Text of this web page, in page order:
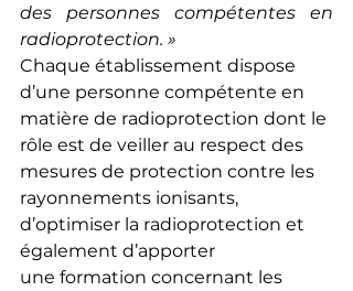
des personnes compétentes en
radioprotection. »
Chaque établissement dispose
d’une personne compétente en
matière de radioprotection dont le
rôle est de veiller au respect des
mesures de protection contre les
rayonnements ionisants,
d’optimiser la radioprotection et
également d’apporter
une formation concernant les